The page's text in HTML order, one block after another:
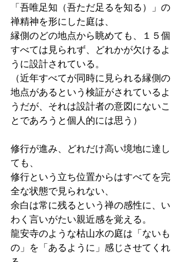
「吾唯足知（吾ただ足るを知る）」の
禅精神を形にした庭は、
縁側のどの地点から眺めても、１５個
すべては見られず、どれかが欠けるよ
うに設計されている。
（近年すべてが同時に見られる縁側の
地点があるという検証がされているよ
うだが、それは設計者の意図にないこ
とであろうと個人的には思う）
修行が進み、どれだけ高い境地に達し
ても、
修行という立ち位置からはすべてを完
全な状態で見られない、
余白は常に残るという禅の感性に、い
わく言いがたい親近感を覚える。
龍安寺のような枯山水の庭は「ないも
の」を「あるように」感じさせてくれ